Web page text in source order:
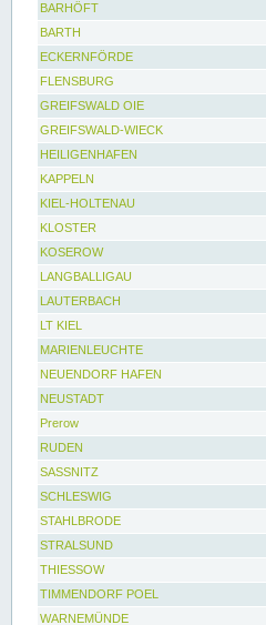
BARHÖFT
BARTH
ECKERNFÖRDE
FLENSBURG
GREIFSWALD OIE
GREIFSWALD-WIECK
HEILIGENHAFEN
KAPPELN
KIEL-HOLTENAU
KLOSTER
KOSEROW
LANGBALLIGAU
LAUTERBACH
LT KIEL
MARIENLEUCHTE
NEUENDORF HAFEN
NEUSTADT
Prerow
RUDEN
SASSNITZ
SCHLESWIG
STAHLBRODE
STRALSUND
THIESSOW
TIMMENDORF POEL
WARNEMÜNDE